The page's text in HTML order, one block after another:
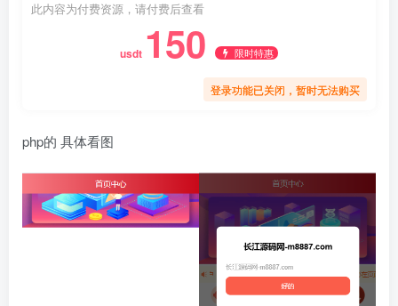
此内容为付费资源，请付费后查看
usdt 150 限时特惠
登录功能已关闭，暂时无法购买
php的 具体看图